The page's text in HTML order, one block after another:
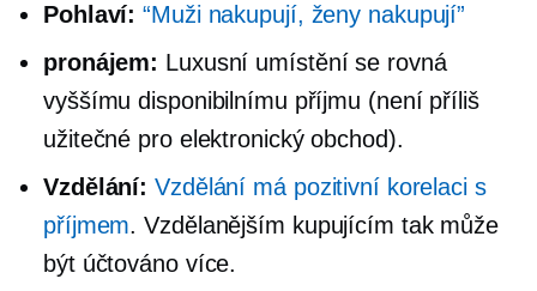
Pohlaví:“Muži nakupují, ženy nakupují”
pronájem: Luxusní umístění se rovná
vyššímu disponibilnímu příjmu (není příliš
užitečné pro elektronický obchod).
Vzdělání: Vzdělání má pozitivní korelaci s
příjmem. Vzdělanějším kupujícím tak může
být účtováno více.